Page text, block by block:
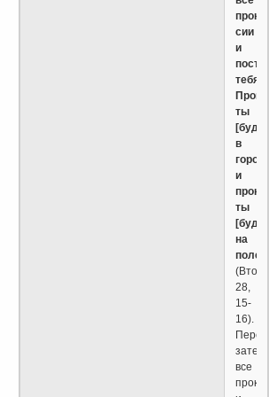
сии
и
тебя.
ты
в
и
ты
на
поле
(Втор.
28,
15-
16).
затем
все